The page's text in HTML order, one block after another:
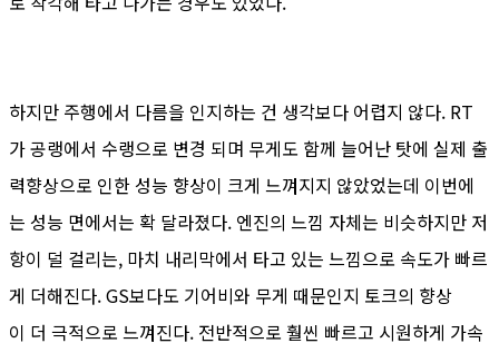
하지만 주행에서 다름을 인지하는 건 생각보다 어렵지 않다. RT
가 공랭에서 수랭으로 변경 되며 무게도 함께 늘어난 탓에 실제 출
력향상으로 인한 성능 향상이 크게 느껴지지 않았었는데 이번에
는 성능 면에서는 확 달라졌다. 엔진의 느낌 자체는 비슷하지만 저
항이 덜 걸리는, 마치 내리막에서 타고 있는 느낌으로 속도가 빠르
게 더해진다. GS보다도 기어비와 무게 때문인지 토크의 향상
이 더 극적으로 느껴진다. 전반적으로 훨씬 빠르고 시원하게 가속